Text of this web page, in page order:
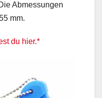
Abmessungen
mm.
du hier.*